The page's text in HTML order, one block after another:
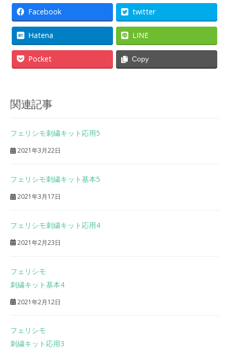
Facebook twitter
Hatena LINE
Pocket Copy
関連記事
フェリシモ刺繍キット応用5
2021年3月22日
フェリシモ刺繍キット基本5
2021年3月17日
フェリシモ刺繍キット応用4
2021年2月23日
フェリシモ
刺繍キット基本4
2021年2月12日
フェリシモ
刺繍キット応用3